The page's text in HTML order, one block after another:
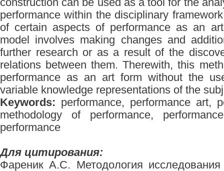
construction can be used as a tool for the
performance within the disciplinary
of certain aspects of performance as an
model involves making changes and
further research or as a result of the
relations between them. Therewith, this
performance as an art form without the
variable knowledge representations of the
Keywords: performance, performance art,
methodology of performance,
performance
Для цитирования:
Фареник А.С. Методология